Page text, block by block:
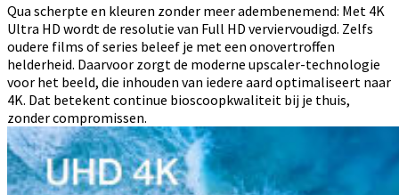
Qua scherpte en kleuren zonder meer adembenemend: Met 4K
Ultra HD wordt de resolutie van Full HD verviervoudigd. Zelfs
oudere films of series beleef je met een onovertroffen
helderheid. Daarvoor zorgt de moderne upscaler-technologie
voor het beeld, die inhouden van iedere aard optimaliseert naar
4K. Dat betekent continue bioscoopkwaliteit bij je thuis,
zonder compromissen.